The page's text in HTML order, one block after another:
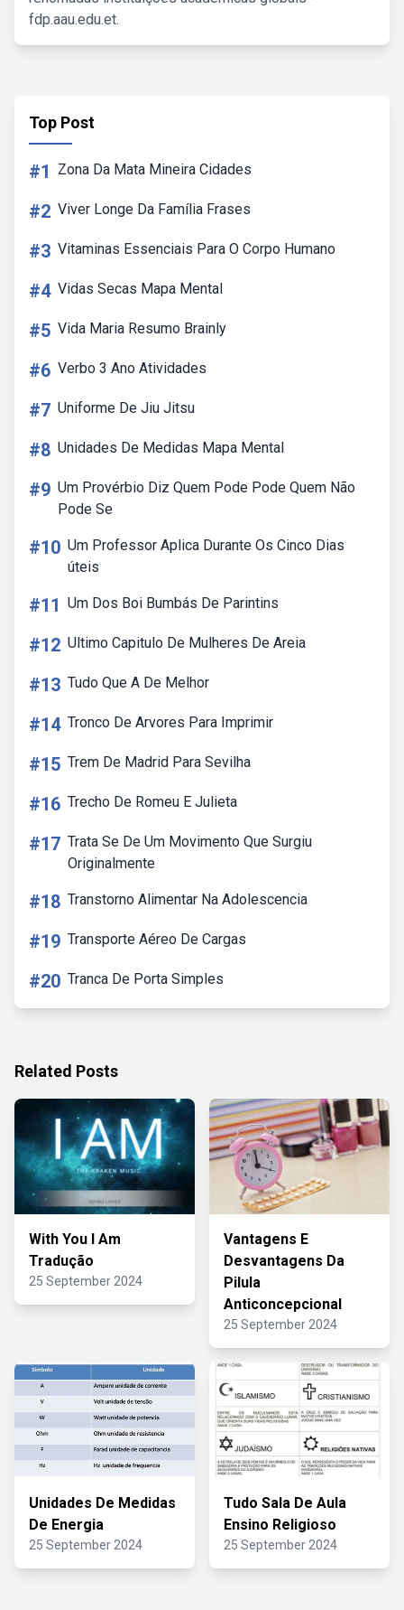
fdp.aau.edu.et.
Top Post
#1 Zona Da Mata Mineira Cidades
#2 Viver Longe Da Família Frases
#3 Vitaminas Essenciais Para O Corpo Humano
#4 Vidas Secas Mapa Mental
#5 Vida Maria Resumo Brainly
#6 Verbo 3 Ano Atividades
#7 Uniforme De Jiu Jitsu
#8 Unidades De Medidas Mapa Mental
#9 Um Provérbio Diz Quem Pode Pode Quem Não
Pode Se
#10 Um Professor Aplica Durante Os Cinco Dias
úteis
#11 Um Dos Boi Bumbás De Parintins
#12 Ultimo Capitulo De Mulheres De Areia
#13 Tudo Que A De Melhor
#14 Tronco De Arvores Para Imprimir
#15 Trem De Madrid Para Sevilha
#16 Trecho De Romeu E Julieta
#17 Trata Se De Um Movimento Que Surgiu
Originalmente
#18 Transtorno Alimentar Na Adolescencia
#19 Transporte Aéreo De Cargas
#20 Tranca De Porta Simples
Related Posts
With You I Am
Tradução
25 September 2024
Vantagens E
Desvantagens Da
Pilula
Anticoncepcional
25 September 2024
Unidades De Medidas
De Energia
25 September 2024
Tudo Sala De Aula
Ensino Religioso
25 September 2024